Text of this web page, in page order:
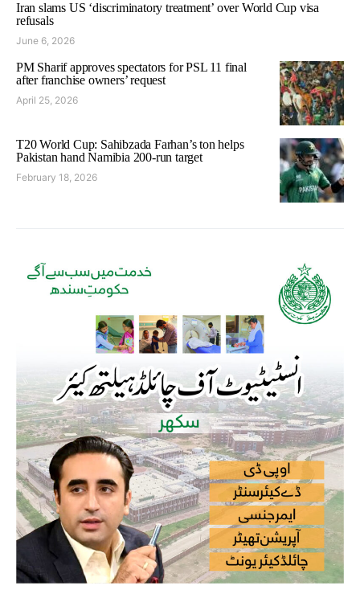
Iran slams US ‘discriminatory treatment’ over World Cup visa
refusals
June 6, 2026
PM Sharif approves spectators for PSL 11 final
after franchise owners’ request
April 25, 2026
T20 World Cup: Sahibzada Farhan’s ton helps
Pakistan hand Namibia 200-run target
February 18, 2026